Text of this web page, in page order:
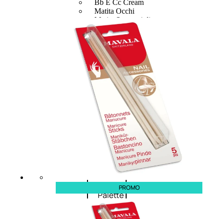
Bb E Cc Cream
Matita Occhi
Matita Sopracciglia
Mascara
Eyeliner
Rossetto
Matita Labbra
Gloss
Smalto
Smalto Effetti Speciali
Solventi Unghie
Occhi
Palette
occhi
PROMO